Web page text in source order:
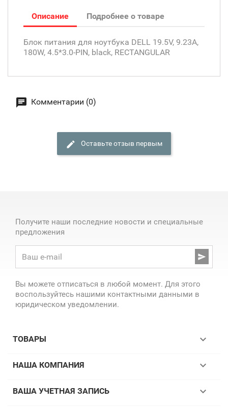
Описание Подробнее о товаре
Блок питания для ноутбука DELL 19.5V, 9.23A,
180W, 4.5*3.0-PIN, black, RECTANGULAR
Комментарии (0)
Оставьте отзыв первым
Получите наши последние новости и специальные
предложения

Вы можете отписаться в любой момент. Для этого
воспользуйтесь нашими контактными данными в
юридическом уведомлении.
ТОВАРЫ 
НАША КОМПАНИЯ 
ВАША УЧЕТНАЯ ЗАПИСЬ 